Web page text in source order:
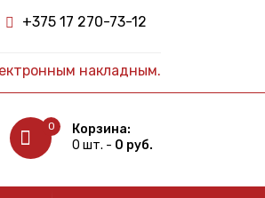
+375 17 270-73-12
накладным.
0
Корзина:
0 шт. - 0 руб.